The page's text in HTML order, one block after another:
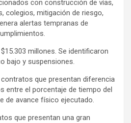
con construcción de vías,
colegios, mitigación de riesgo,
alertas tempranas de
millones. Se identificaron
bajo y suspensiones.
contratos que presentan diferencia
entre el porcentaje de tiempo del
de avance físico ejecutado.
que presentan una gran